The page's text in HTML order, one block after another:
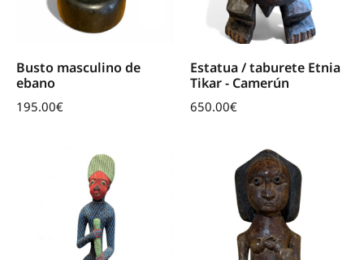
Busto masculino de
ebano
195.00€
Estatua / taburete Etnia
Tikar - Camerún
650.00€